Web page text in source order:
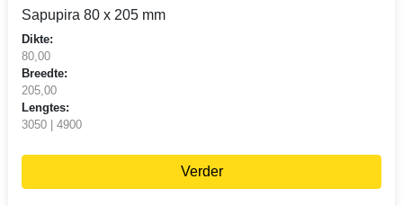
Sapupira 80 x 205 mm
Dikte:
80,00
Breedte:
205,00
Lengtes:
3050 | 4900
Verder